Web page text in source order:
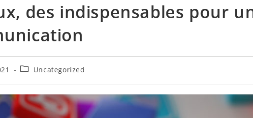
des indispensables pour
PostUncategorized